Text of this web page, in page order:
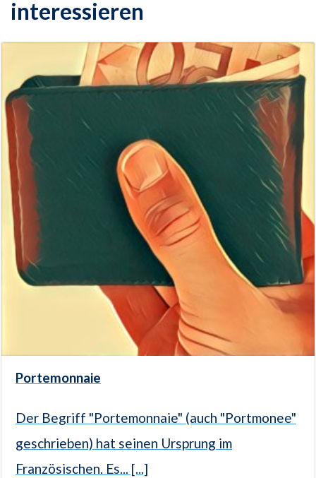
interessieren
Portemonnaie
Der Begriff "Portemonnaie" (auch "Portmonee"
geschrieben) hat seinen Ursprung im
Französischen. Es... [...]